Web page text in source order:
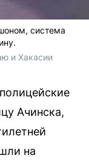
система
и Хакасии
Ачинска,
на